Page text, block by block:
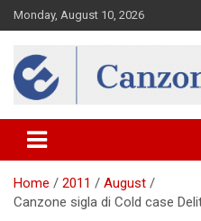
Skip
to
Monday, August 10, 2026
Canzona
Home 2011
August
Canzone sigla di Cold case